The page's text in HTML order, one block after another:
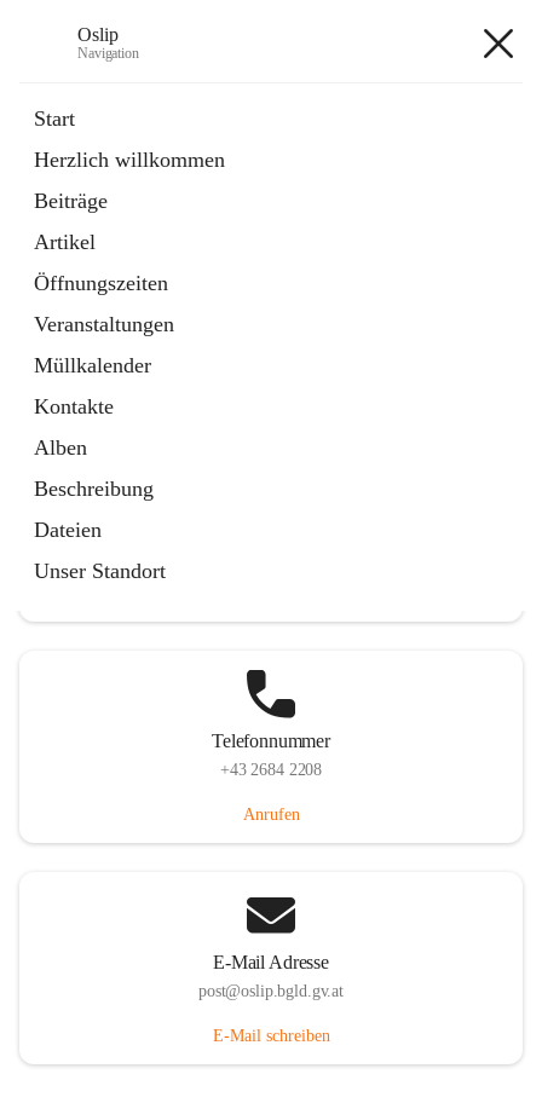
Oslip
Navigation
Start
Herzlich willkommen
Beiträge
Artikel
Öffnungszeiten
Veranstaltungen
Müllkalender
Kontakte
Alben
Beschreibung
Dateien
Unser Standort
Externe Webseite
in
Tab
Bundeskanzleramt Österreich
Externe Webseite
öffnet
in
neuem
Tab
Telefonnummer
+43 2684 2208
Anrufen
E-Mail Adresse
post@oslip.bgld.gv.at
E-Mail schreiben